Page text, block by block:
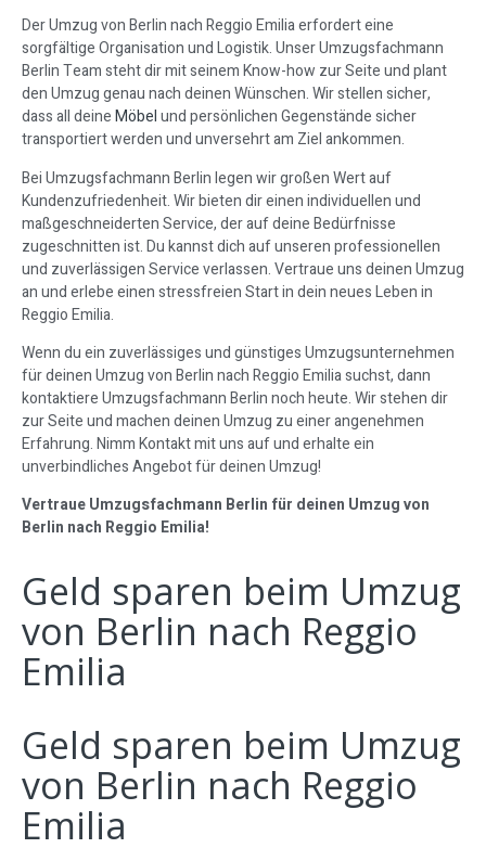
Der Umzug von Berlin nach Reggio Emilia erfordert eine
sorgfältige Organisation und Logistik. Unser Umzugsfachmann
Berlin Team steht dir mit seinem Know-how zur Seite und plant
den Umzug genau nach deinen Wünschen. Wir stellen sicher,
dass all deineMöbelund persönlichen Gegenstände sicher
transportiert werden und unversehrt am Ziel ankommen.
Bei Umzugsfachmann Berlin legen wir großen Wert auf
Kundenzufriedenheit. Wir bieten dir einen individuellen und
maßgeschneiderten Service, der auf deine Bedürfnisse
zugeschnitten ist. Du kannst dich auf unseren professionellen
und zuverlässigen Service verlassen. Vertraue uns deinen Umzug
an und erlebe einen stressfreien Start in dein neues Leben in
Reggio Emilia.
Wenn du ein zuverlässiges und günstiges Umzugsunternehmen
für deinen Umzug von Berlin nach Reggio Emilia suchst, dann
kontaktiere Umzugsfachmann Berlin noch heute. Wir stehen dir
zur Seite und machen deinen Umzug zu einer angenehmen
Erfahrung. Nimm Kontakt mit uns auf und erhalte ein
unverbindliches Angebot für deinen Umzug!
Vertraue Umzugsfachmann Berlin für deinen Umzug von
Berlin nach Reggio Emilia!
Geld sparen beim Umzug
von Berlin nach Reggio
Emilia
Geld sparen beim Umzug
von Berlin nach Reggio
Emilia